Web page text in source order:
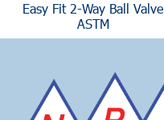
Easy Fit 2-Way Ball Valve
ASTM